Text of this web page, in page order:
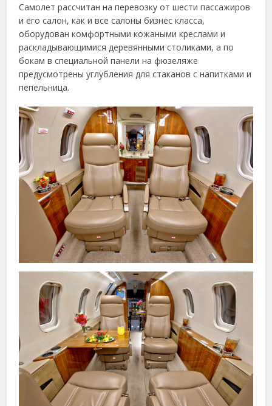
Самолет рассчитан на перевозку от шести пассажиров
и его салон, как и все салоны бизнес класса,
оборудован комфортными кожаными креслами и
раскладывающимися деревянными столиками, а по
бокам в специальной панели на фюзеляже
предусмотрены углубления для стаканов с напитками и
пепельница.